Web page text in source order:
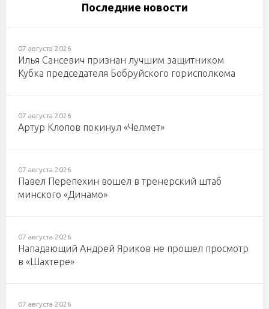
Последние новости
07 августа 2026
Илья Сансевич признан лучшим защитником
Кубка председателя Бобруйского горисполкома
07 августа 2026
Артур Клопов покинул «Челмет»
07 августа 2026
Павел Перепехин вошел в тренерский штаб
минского «Динамо»
07 августа 2026
Нападающий Андрей Яриков не прошел просмотр
в «Шахтере»
07 августа 2026